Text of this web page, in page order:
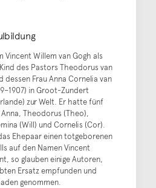
Vincent Willem van Gogh als
des Pastors Theodorus van
dessen Frau Anna Cornelia van
in Groot-Zundert
zur Welt. Er hatte fünf
Theodorus (Theo),
(Will) und Cornelis (Cor).
Ehepaar einen totgeborenen
auf den Namen Vincent
so glauben einige Autoren,
Ersatz empfunden und
genommen.